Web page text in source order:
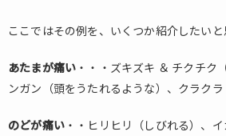
ここではその例を、いくつか紹介したいと
あたまが痛い ・・・ズキズキ ＆ チクチク
ンガン（頭をうたれるような）、クラクラ
のどが痛い ・・ヒリヒリ（しびれる）、